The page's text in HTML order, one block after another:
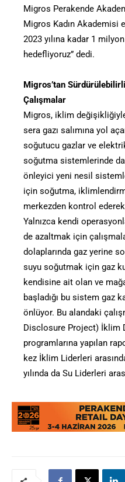
Migros Perakende
Migros Kadın Akademisi
2023 yılına kadar 1
hedefliyoruz” dedi.
Migros’tan
Çalışmalar
Migros, iklim
sera gazı salımına yol
soğutucu gazlar ve
soğutma sistemlerinde
önleyici yeni nesil
için soğutma,
merkezden kontrol
Yalnızca kendi
de azaltmak için
dolaplarında gaz yerine
suyu soğutmak için gaz
kendisine ait olan ve
başladığı bu sistem gaz
önlüyor. Bu alandaki
Disclosure Project) İklim
programlarına yapılan
kez İklim Liderleri
yılında da Su Liderleri